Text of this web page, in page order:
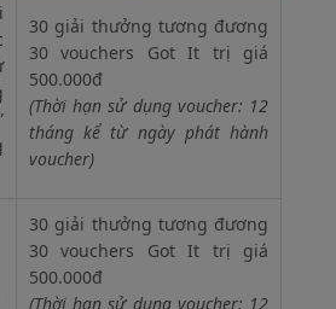
30 giải thưởng tương đương
30 vouchers Got It trị giá
500.000đ
(Thời hạn sử dụng voucher: 12
tháng kể từ ngày phát hành
voucher)
30 giải thưởng tương đương
30 vouchers Got It trị giá
500.000đ
(Thời hạn sử dụng voucher: 12